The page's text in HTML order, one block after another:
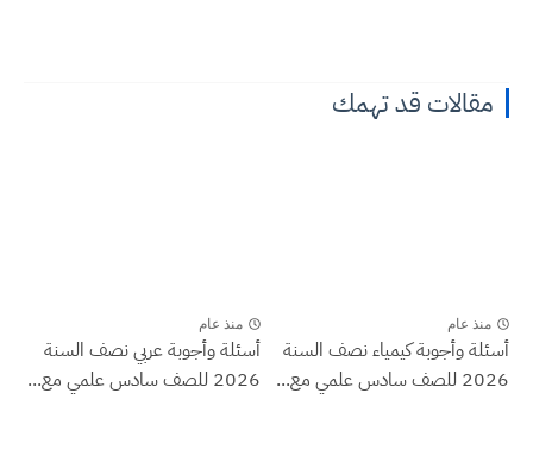
مقالات قد تهمك
منذ عام
أسئلة وأجوبة كيمياء نصف السنة
2026 للصف سادس علمي مع...
منذ عام
أسئلة وأجوبة عربي نصف السنة
2026 للصف سادس علمي مع...